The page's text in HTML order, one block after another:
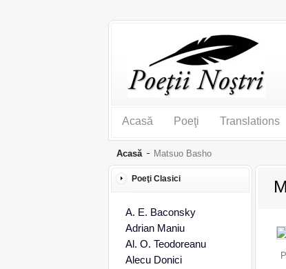
Acasă Poeţi Translations
Acasă Matsuo Basho
Poeţi Clasici
A. E. Baconsky
Adrian Maniu
Al. O. Teodoreanu
Alecu Donici